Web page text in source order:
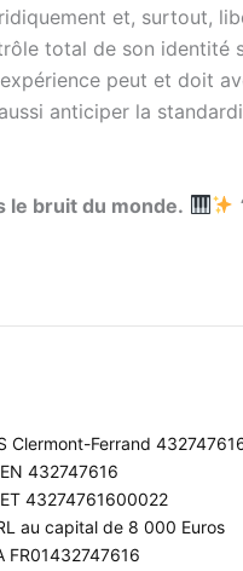
et, surtout,
total de son identité
peut et doit
anticiper la
le bruit du monde.
Clermont-Ferrand
432747616
43274761600022
au capital de 8 000 Euros
FR01432747616